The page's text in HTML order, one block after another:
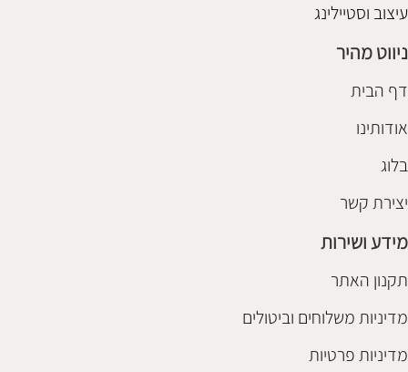
עיצוב וסטיילינג
ניווט מהיר
דף הבית
אודותינו
בלוג
יצירת קשר
מידע ושירות
תקנון האתר
מדיניות משלוחים וביטולים
מדיניות פרטיות